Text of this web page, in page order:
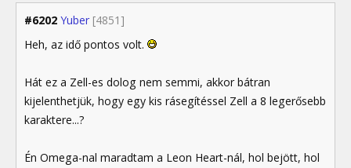
#6202 Yuber [4851]
Heh, az idő pontos volt.
Hát ez a Zell-es dolog nem semmi, akkor bátran
kijelenthetjük, hogy egy kis rásegítéssel Zell a 8 legerősebb
karaktere...?
Én Omega-nal maradtam a Leon Heart-nál, hol bejött, hol